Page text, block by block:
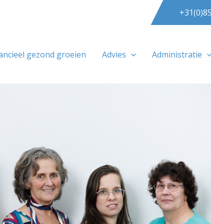
gezond groeien Advies Administratie